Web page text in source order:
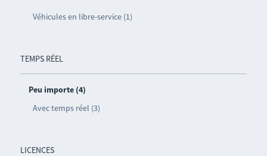
Véhicules en libre-service (1)
TEMPS RÉEL
Peu importe (4)
Avec temps réel (3)
LICENCES